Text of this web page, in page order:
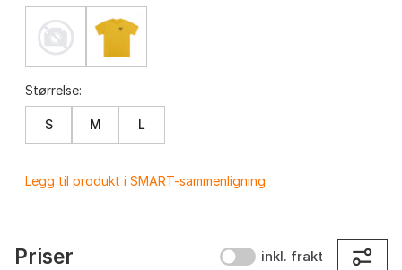
Størrelse:
S M L
Legg til produkt i SMART-sammenligning
Priser inkl. frakt